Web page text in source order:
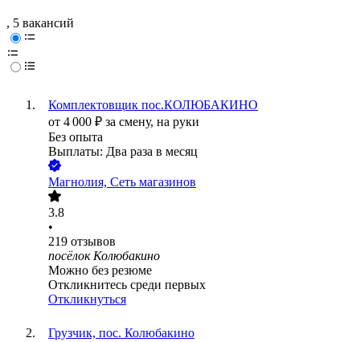
, 5 вакансий
Комплектовщик пос.КОЛЮБАКИНО
от 4 000 ₽ за смену, на руки
Без опыта
Выплаты: Два раза в месяц
Магнолия, Сеть магазинов
3.8
•
219 отзывов
посёлок Колюбакино
Можно без резюме
Откликнитесь среди первых
Откликнуться
Грузчик, пос. Колюбакино